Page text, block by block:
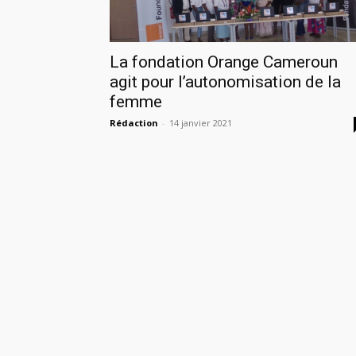
La fondation Orange Cameroun
agit pour l’autonomisation de la
femme
Rédaction - 14 janvier 2021